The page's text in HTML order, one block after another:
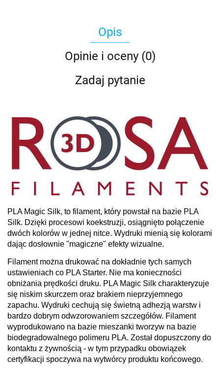
Opis
Opinie i oceny (0)
Zadaj pytanie
PLA Magic Silk, to filament, który powstał na bazie PLA
Silk. Dzięki procesowi koekstruzji, osiągnięto połączenie
dwóch kolorów w jednej nitce. Wydruki mienią się kolorami
dając dosłownie "magiczne" efekty wizualne.
Filament można drukować na dokładnie tych samych
ustawieniach co PLA Starter. Nie ma konieczności
obniżania prędkości druku. PLA Magic Silk charakteryzuje
się niskim skurczem oraz brakiem nieprzyjemnego
zapachu. Wydruki cechują się świetną adhezją warstw i
bardzo dobrym odwzorowaniem szczegółów. Filament
wyprodukowano na bazie mieszanki tworzyw na bazie
biodegradowalnego polimeru PLA. Został dopuszczony do
kontaktu z żywnością - w tym przypadku obowiązek
certyfikacji spoczywa na wytwórcy produktu końcowego.